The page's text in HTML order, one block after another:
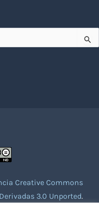
Creative Commons
3.0 Unported.